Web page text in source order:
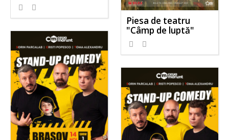
Piesa de teatru
"Câmp de luptă"